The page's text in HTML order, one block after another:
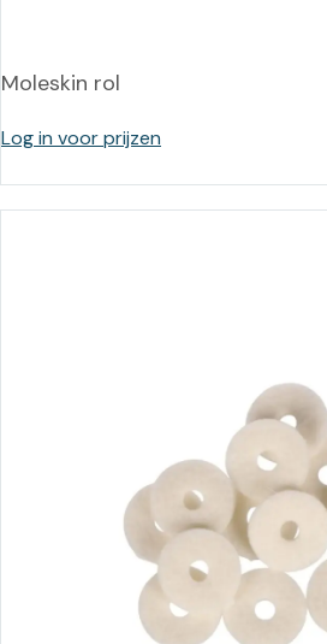
Moleskin rol
Log in voor prijzen